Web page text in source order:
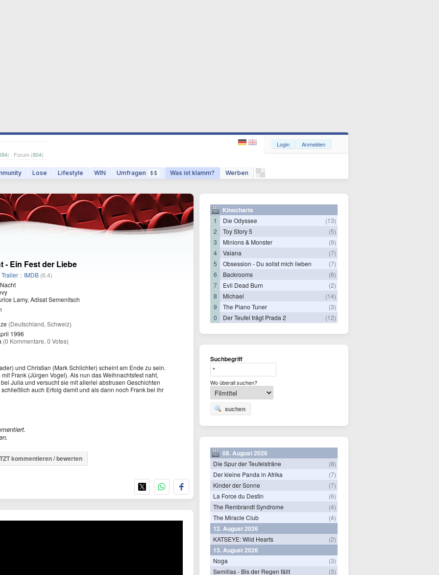
) · Forum (804)
Lose Lifestyle WIN Umfragen $$ Was ist klamm? Werben
Login Anmelden
- Ein Fest der Liebe
Trailer :: IMDB (6,4)
Lamy, Adisat Semenitsch
(Deutschland, Schweiz)
1996
(0 Kommentare, 0 Votes)
und Christian (Mark Schlichter) scheint am Ende zu sein.
Frank (Jürgen Vogel). Als nun das Weihnachtsfest naht,
Julia und versucht sie mit allerlei abstrusen Geschichten
auch Erfolg damit und als dann noch Frank bei ihr
kommentieren / bewerten
Kinocharts
1 Die Odyssee
(13)
2
Toy Story 5
(5)
3
Minions & Monster
(9)
4
Vaiana
(7)
5
Obsession - Du sollst mich lieben
(7)
6
Backrooms
(8)
7
Evil Dead Burn
(2)
8
Michael
(14)
9
The Piano Tuner
(3)
0
Der Teufel trägt Prada 2 (12)
Suchbegriff
Wo überall suchen?
suchen
08. August 2026
Die Spur der Teufelsträne
(8)
Der kleine Panda in Afrika
(7)
Kinder der Sonne
(7)
La Force du Destin
(6)
The Rembrandt Syndrome
(4)
The Miracle Club
(4)
12. August 2026
KATSEYE: Wild Hearts (2)
13. August 2026
Noga
(3)
Semillas - Bis der Regen fällt
(3)